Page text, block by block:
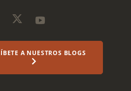
A NUESTROS BLOGS